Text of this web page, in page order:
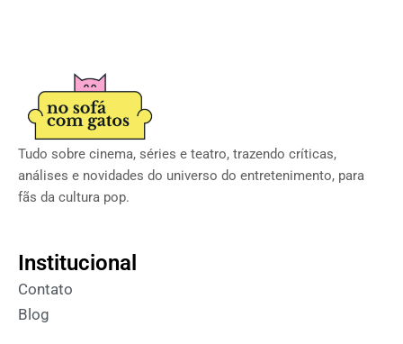
Tudo sobre cinema, séries e teatro, trazendo críticas,
análises e novidades do universo do entretenimento, para
fãs da cultura pop.
Institucional
Contato
Blog